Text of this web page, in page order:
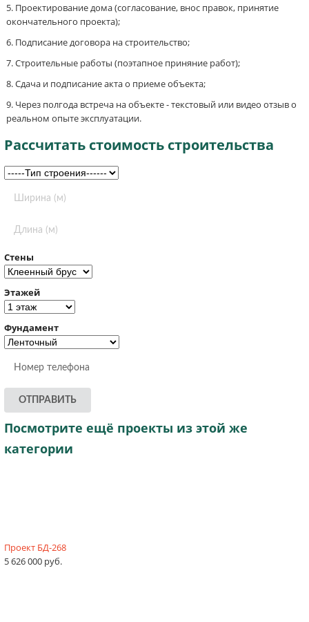
Проектирование дома (согласование, внос правок, принятие
окончательного проекта);
Подписание договора на строительство;
Строительные работы (поэтапное приняние работ);
Сдача и подписание акта о приеме объекта;
Через полгода встреча на объекте - текстовый или видео отзыв о
реальном опыте эксплуатации.
Рассчитать стоимость строительства
Стены
Этажей
Фундамент
ОТПРАВИТЬ
Посмотрите ещё проекты из этой же
категории
Проект БД-268
5 626 000 руб.